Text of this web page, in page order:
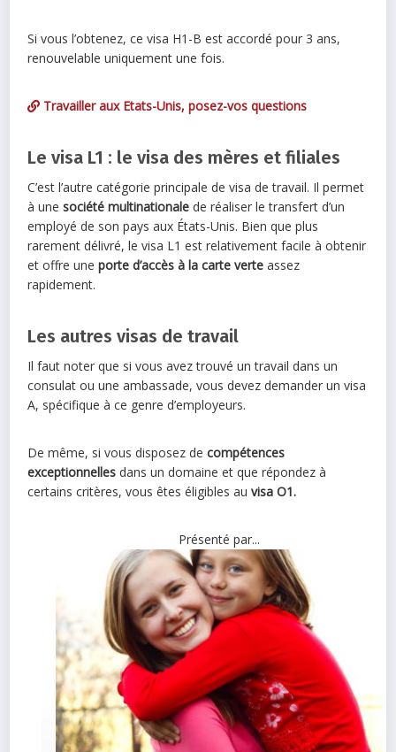
Si vous l’obtenez, ce visa H1-B est accordé pour 3 ans,
renouvelable uniquement une fois.
Travailler aux Etats-Unis, posez-vos questions
Le visa L1 : le visa des mères et filiales
C’est l’autre catégorie principale de visa de travail. Il permet
à unesociété multinationale de réaliser le transfert d’un
employé de son pays aux États-Unis. Bien que plus
rarement délivré, le visa L1 est relativement facile à obtenir
et offre uneporte d’accès à la carte verte assez
rapidement.
Les autres visas de travail
Il faut noter que si vous avez trouvé un travail dans un
consulat ou une ambassade, vous devez demander un visa
A, spécifique à ce genre d’employeurs.
De même, si vous disposez decompétences
exceptionnelles dans un domaine et que répondez à
certains critères, vous êtes éligibles auvisa O1.
Présenté par...